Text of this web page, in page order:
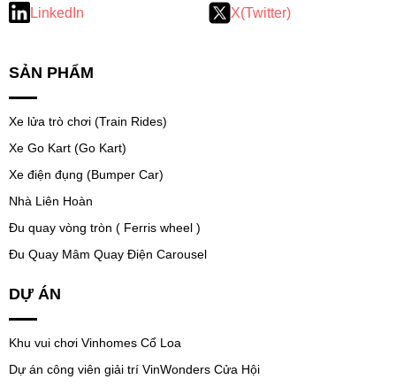
LinkedIn X(Twitter)
SẢN PHẨM
Xe lửa trò chơi (Train Rides)
Xe Go Kart (Go Kart)
Xe điện đụng (Bumper Car)
Nhà Liên Hoàn
Đu quay vòng tròn ( Ferris wheel )
Đu Quay Mâm Quay Điện Carousel
DỰ ÁN
Khu vui chơi Vinhomes Cổ Loa
Dự án công viên giải trí VinWonders Cửa Hội